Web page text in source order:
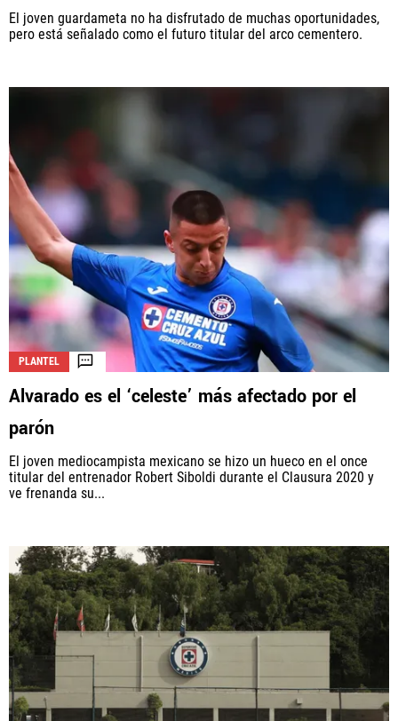
El joven guardameta no ha disfrutado de muchas oportunidades,
pero está señalado como el futuro titular del arco cementero.
PLANTEL
Alvarado es el ‘celeste’ más afectado por el
parón
El joven mediocampista mexicano se hizo un hueco en el once
titular del entrenador Robert Siboldi durante el Clausura 2020 y
ve frenanda su...